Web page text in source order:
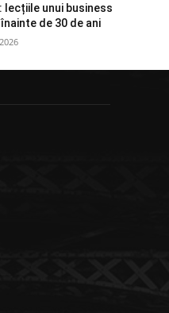
lecțiile unui business
de 30 de ani